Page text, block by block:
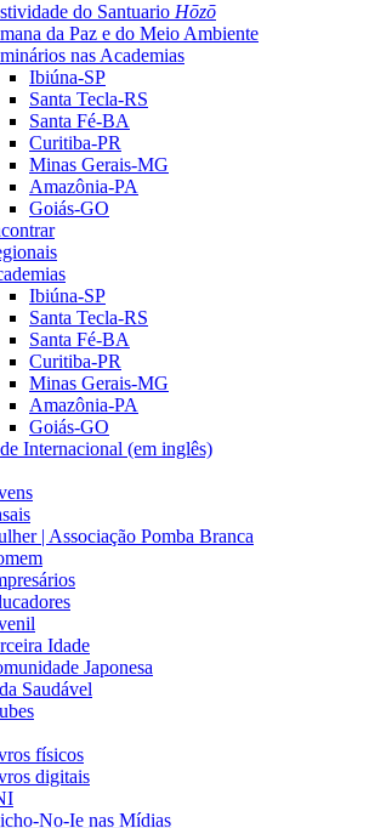
do Santuario Hōzō
da Paz e do Meio Ambiente
nas Academias
Ibiúna-SP
Santa Tecla-RS
Santa Fé-BA
Curitiba-PR
Minas Gerais-MG
Amazônia-PA
Goiás-GO
Ibiúna-SP
Santa Tecla-RS
Santa Fé-BA
Curitiba-PR
Minas Gerais-MG
Amazônia-PA
Goiás-GO
Internacional (em inglês)
| Associação Pomba Branca
Idade
Japonesa
Saudável
físicos
digitais
No-Ie nas Mídias